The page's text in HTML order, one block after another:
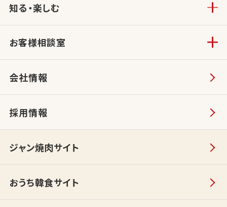
知る・楽しむ
お客様相談室
会社情報
採用情報
ジャン焼肉サイト
おうち韓食サイト